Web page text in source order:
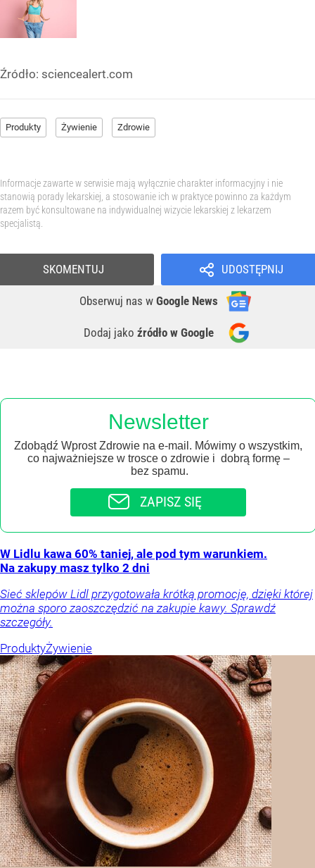
Źródło: sciencealert.com
Produkty Żywienie Zdrowie
Informacje zawarte w serwisie mają wyłącznie charakter informacyjny i nie
stanowią porady lekarskiej, a stosowanie ich w praktyce powinno za każdym
razem być konsultowane na indywidualnej wizycie lekarskiej z lekarzem
specjalistą.
UDOSTĘPNIJ
Obserwuj nas w Google News
Dodaj jako źródło w Google
SKOMENTUJ
Newsletter
Zdobądź Wprost Zdrowie na e-mail. Mówimy o wszystkim,
co najważniejsze w trosce o zdrowie i dobrą formę –
bez spamu.
ZAPISZ SIĘ
W Lidlu kawa 60% taniej, ale pod tym warunkiem.
Na zakupy masz tylko 2 dni
Sieć sklepów Lidl przygotowała krótką promocję, dzięki której
można sporo zaoszczędzić na zakupie kawy. Sprawdź
szczegóły.
ProduktyŻywienie